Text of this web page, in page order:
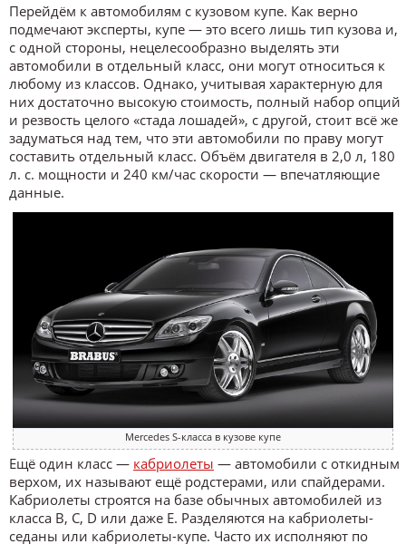
Перейдём к автомобилям с кузовом купе. Как верно
подмечают эксперты, купе — это всего лишь тип кузова и,
с одной стороны, нецелесообразно выделять эти
автомобили в отдельный класс, они могут относиться к
любому из классов. Однако, учитывая характерную для
них достаточно высокую стоимость, полный набор опций
и резвость целого «стада лошадей», с другой, стоит всё же
задуматься над тем, что эти автомобили по праву могут
составить отдельный класс. Объём двигателя в 2,0 л, 180
л. с. мощности и 240 км/час скорости — впечатляющие
данные.
Mercedes S-класса в кузове купе
Ещё один класс — кабриолеты — автомобили с откидным
верхом, их называют ещё родстерами, или спайдерами.
Кабриолеты строятся на базе обычных автомобилей из
класса B, C, D или даже E. Разделяются на кабриолеты-
седаны или кабриолеты-купе. Часто их исполняют по